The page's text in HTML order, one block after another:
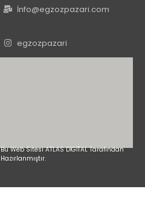
İnfo@egzozpazari.com
egzozpazari
Bu Web Sitesi ATLAS DİGİTAL Tarafından
Hazırlanmıştır.